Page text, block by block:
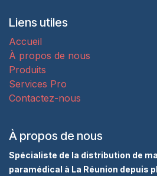
Liens utiles
Accueil
À propos de nous
Produits
Services Pro
Contactez-nous
À propos de nous
Spécialiste de la distribution de
paramédical à La Réunion depuis